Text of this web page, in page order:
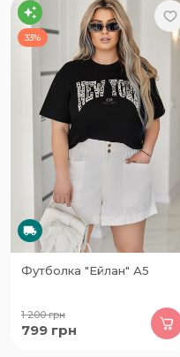
33%
Футболка "Ейлан" А5
1 200грн
799 грн